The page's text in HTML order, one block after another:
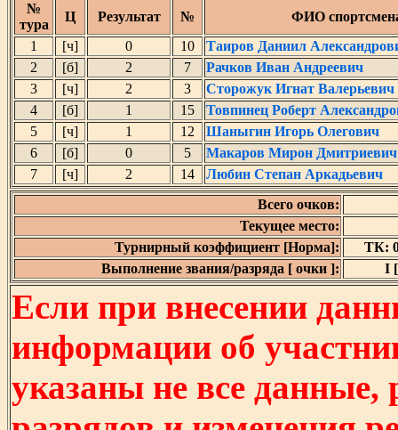
№
тура
Ц Результат №
ФИО
1
[ч] 0 10
Таиров Даниил
2
[б] 2 7
Рачков Иван Андреевич
3
[ч] 2 3
Сторожук Игнат Валерьевич
4
[б] 1 15
Товпинец Роберт
5
[ч] 1 12
Шаныгин Игорь Олегович
6
[б] 0 5
Макаров Мирон Дмитриевич
7
[ч] 2 14
Любин Степан Аркадьевич
Всего очков:
Текущее место:
Турнирный коэффициент [Норма]:
ТК:
Выполнение звания/разряда [ очки ]:
I
Если при внесении
информации об
указаны не все